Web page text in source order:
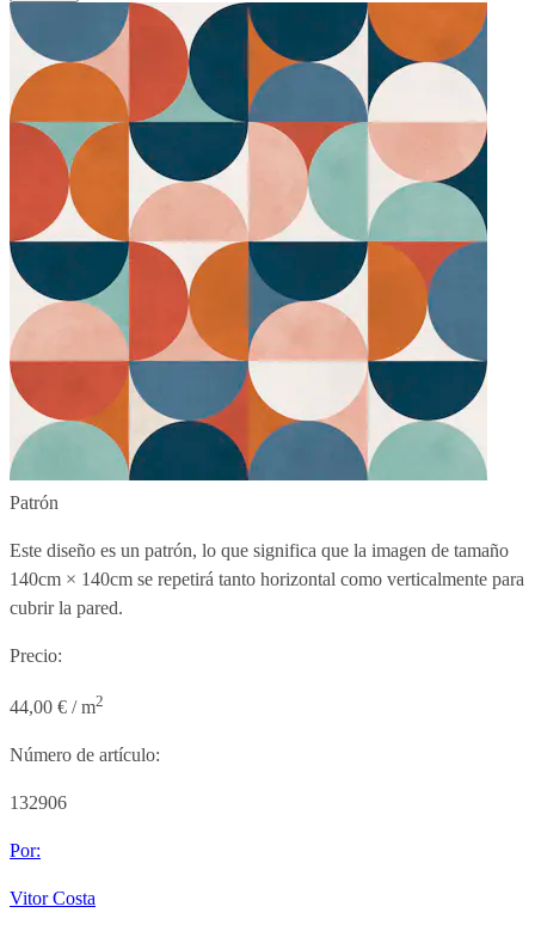
Patrón
Este diseño es un patrón, lo que significa que la imagen de tamaño
140cm × 140cm se repetirá tanto horizontal como verticalmente para
cubrir la pared.
Precio:
44,00 € / m2
Número de artículo:
132906
Por:
Vitor Costa